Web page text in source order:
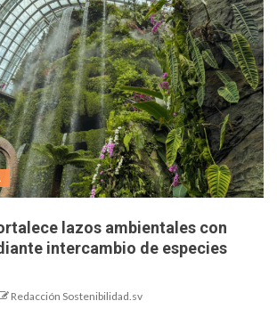
lazos ambientales con
intercambio de especies
Redacción Sostenibilidad.sv